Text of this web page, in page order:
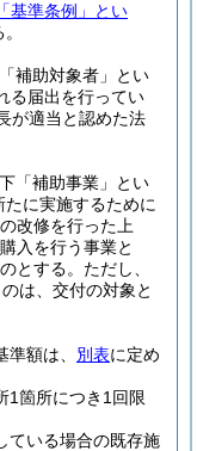
基準条例」とい
補助対象者」とい
る届出を行ってい
が適当と認めた法
「補助事業」とい
に実施するために
改修を行った上
入を行う事業と
とする。 ただし、
は、交付の対象と
額は、 別表に定め
1箇所につき1回限
ている場合の既存施